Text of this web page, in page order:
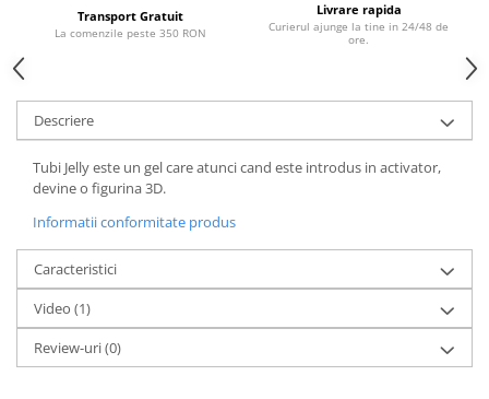
Transport Gratuit
La comenzile peste 350 RON
Livrare rapida
Curierul ajunge la tine in 24/48 de
ore.
Descriere
Tubi Jelly este un gel care atunci cand este introdus in activator,
devine o figurina 3D.
Informatii conformitate produs
Caracteristici
Video (1)
Review-uri(0)